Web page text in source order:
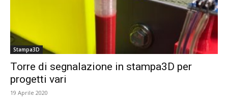
Stampa3D
Torre di segnalazione in stampa3D per
progetti vari
19 Aprile 2020